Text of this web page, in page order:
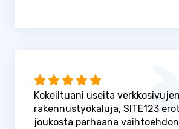
Kokeiltuani useita verkkosivujen
rakennustyökaluja, SITE123
joukosta parhaana